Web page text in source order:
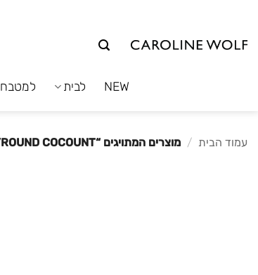
NEW לבית למטבח
עמוד הבית / מוצרים המתויגים “ROUND COCOUNT”